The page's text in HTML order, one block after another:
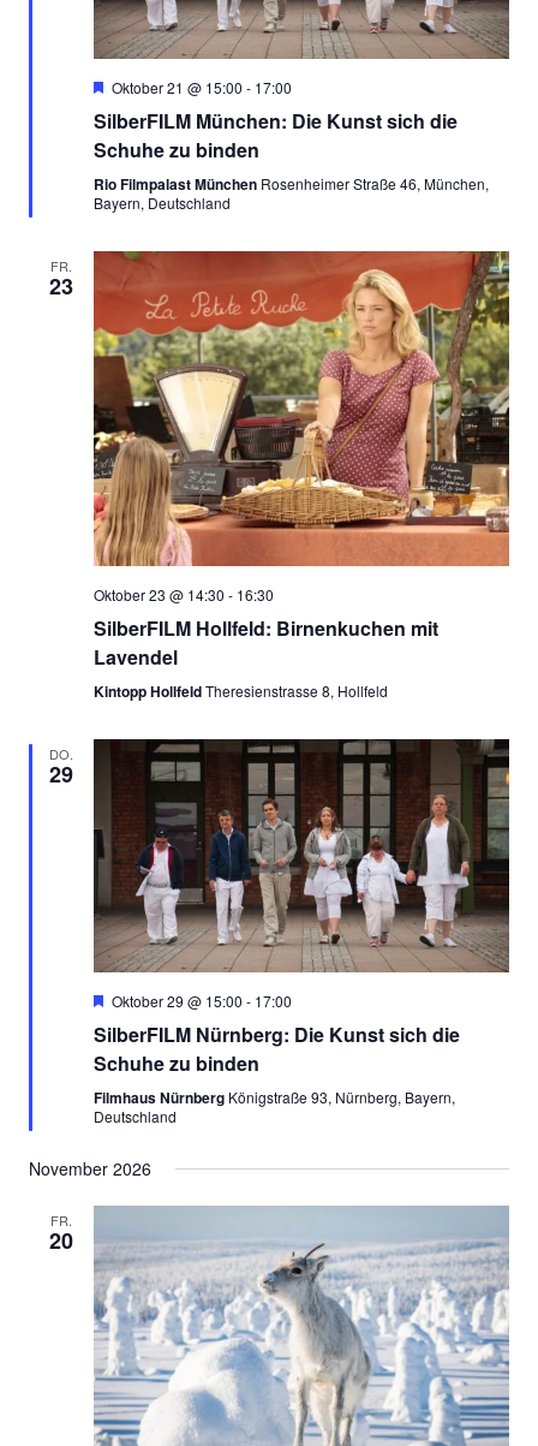
Empfohlen
Oktober 21 @ 15:00 - 17:00
SilberFILM München: Die Kunst sich die
Schuhe zu binden
Rio Filmpalast München Rosenheimer Straße 46, München,
Bayern, Deutschland
FR.
23
Oktober 23 @ 14:30 - 16:30
SilberFILM Hollfeld: Birnenkuchen mit
Lavendel
Kintopp HollfeldTheresienstrasse 8, Hollfeld
DO.
29
Empfohlen
Oktober 29 @ 15:00 - 17:00
SilberFILM Nürnberg: Die Kunst sich die
Schuhe zu binden
Filmhaus Nürnberg Königstraße 93, Nürnberg, Bayern,
Deutschland
November 2026
FR.
20